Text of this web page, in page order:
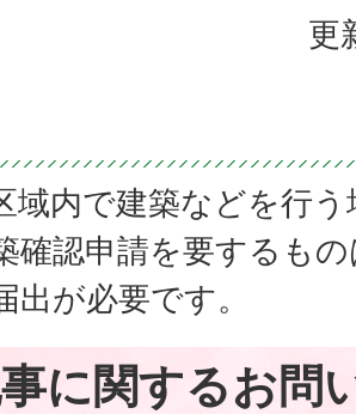
更
域内で建築などを行
確認申請を要するも
出が必要です。
に関するお問